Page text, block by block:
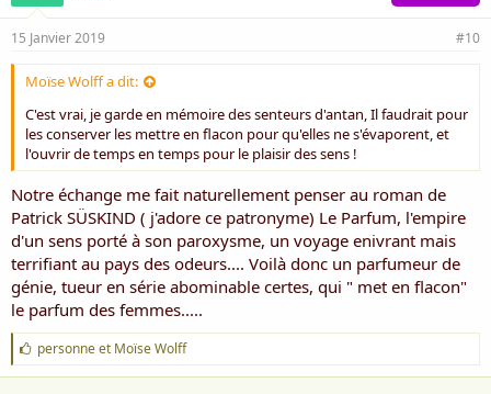
15 Janvier 2019 #10
Moïse Wolff a dit:
C'est vrai, je garde en mémoire des senteurs d'antan, Il faudrait pour
les conserver les mettre en flacon pour qu'elles ne s'évaporent, et
l'ouvrir de temps en temps pour le plaisir des sens !
Notre échange me fait naturellement penser au roman de
Patrick SÜSKIND ( j'adore ce patronyme) Le Parfum, l'empire
d'un sens porté à son paroxysme, un voyage enivrant mais
terrifiant au pays des odeurs.... Voilà donc un parfumeur de
génie, tueur en série abominable certes, qui " met en flacon"
le parfum des femmes.....
J
'
a
personneet Moïse Wolff